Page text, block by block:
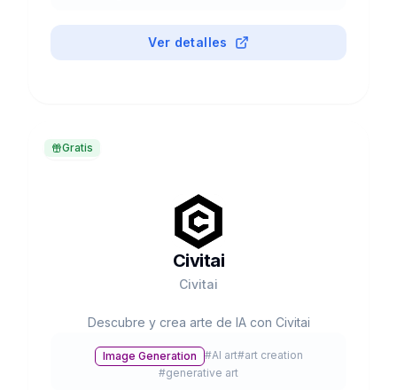
Ver detalles
Gratis
Civitai
Civitai
Descubre y crea arte de IA con Civitai
Image Generation #AI art#art creation
#generative art